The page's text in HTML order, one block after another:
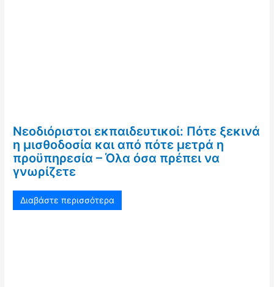
Νεοδιόριστοι εκπαιδευτικοί: Πότε ξεκινά
η μισθοδοσία και από πότε μετρά η
προϋπηρεσία – Όλα όσα πρέπει να
γνωρίζετε
Διαβάστε περισσότερα